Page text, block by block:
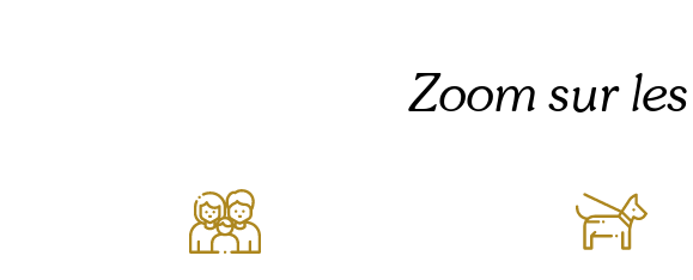
Zoom sur